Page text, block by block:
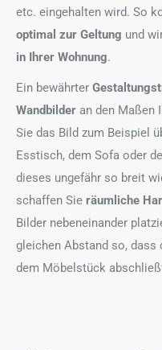
etc. eingehalten wird. So
optimal zur Geltung und
in Ihrer Wohnung.
Ein bewährter
Wandbilder an den Maßen
Sie das Bild zum Beispiel
Esstisch, dem Sofa oder
dieses ungefähr so breit
schaffen Sie räumliche
Bilder nebeneinander
gleichen Abstand so,
dem Möbelstück